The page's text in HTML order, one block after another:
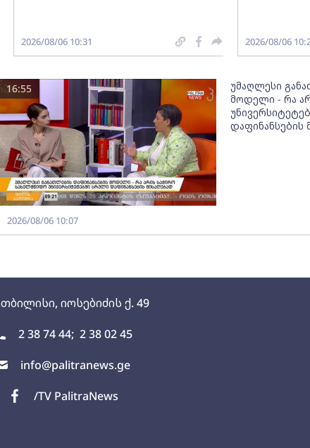
თბილისი, იოსებიძის ქ. 49
2 38 74 44; 2 38 02 45
info@palitranews.ge
/TV PalitraNews
2026/08/06 10:31 2026/08/06
უმაღლესი
მოდელი - რა
დაფინანსების
16:55
2026/08/06 10:07